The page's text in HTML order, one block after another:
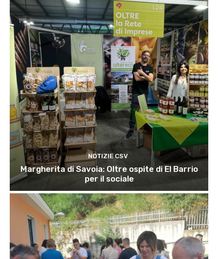
NOTIZIE CSV
Margherita di Savoia: Oltre ospite di El Barrio
per il sociale